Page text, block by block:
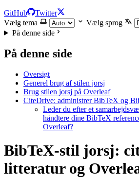
GitHub
Twitter
Vælg tema
Vælg sprog
På denne side
På denne side
Oversigt
Generel brug af stilen jorsj
Brug stilen jorsj på Overleaf
CiteDrive: administrer BibTeX og
Leder du efter et
håndtere dine BibTeX
Overleaf?
BibTeX-stil jorsj:
litteratur og